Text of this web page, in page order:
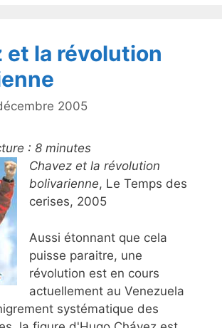
et la révolution
2005
: 8 minutes
Chavez et la révolution
bolivarienne, Le Temps des
cerises, 2005
Aussi étonnant que cela
puisse paraitre, une
révolution est en cours
actuellement au Venezuela
systématique des